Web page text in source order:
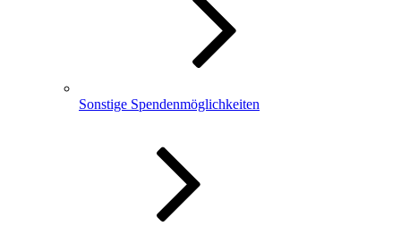
Sonstige Spendenmöglichkeiten